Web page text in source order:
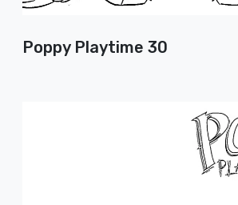
Poppy Playtime 30